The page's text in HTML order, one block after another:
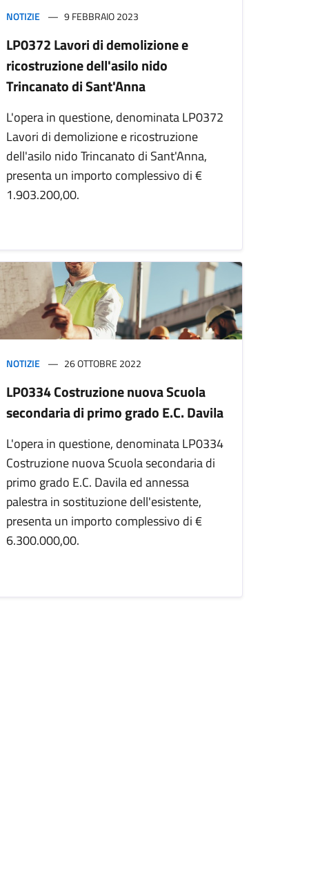
NOTIZIE 9 FEBBRAIO 2023
LP0372 Lavori di demolizione e
ricostruzione dell'asilo nido
Trincanato di Sant'Anna
L'opera in questione, denominata LP0372
Lavori di demolizione e ricostruzione
dell'asilo nido Trincanato di Sant'Anna,
presenta un importo complessivo di €
1.903.200,00.
NOTIZIE 26 OTTOBRE 2022
LP0334 Costruzione nuova Scuola
secondaria di primo grado E.C. Davila
L'opera in questione, denominata LP0334
Costruzione nuova Scuola secondaria di
primo grado E.C. Davila ed annessa
palestra in sostituzione dell'esistente,
presenta un importo complessivo di €
6.300.000,00.